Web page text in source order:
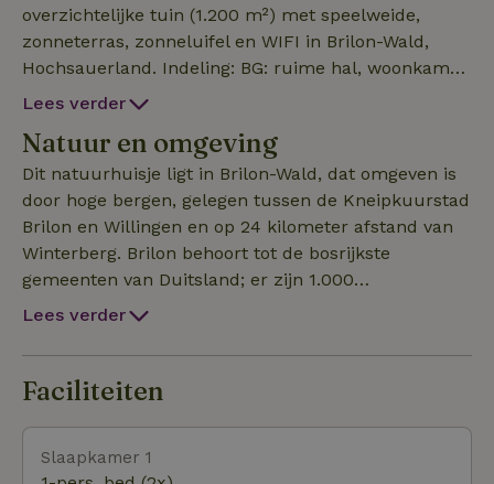
overzichtelijke tuin (1.200 m²) met speelweide,
zonneterras, zonneluifel en WIFI in Brilon-Wald,
Hochsauerland. Indeling: BG: ruime hal, woonkamer,
eetkeuken, gastentoilet en slaapkamer (2
grote flatscreen televisie en dvd-speler is uitgerust
met voldoende comfortabele fauteuils en banken.
De eetkeuken is volledig uitgerust, incl. vaatwasser.
Verdieping: ruime overloop met 3 slaapkamers (2
persoonskamer, 1 persoonskamer,
meerpersoonskamer: 2 eenpersoonsbedden in de
achterkamer en één 1 persoonsbed en kinderbed in
separate douche, wastafel met wasmeubel en toilet.
Belangrijke info voor de gast: Verhuurder zal de gast
waarborgsom: voor gezinnen € 500, voor
vriendengroepen: € 1.000, cc's paspoorten en
Lees verder
Natuur en omgeving
Dit natuurhuisje ligt in Brilon-Wald, dat omgeven is
door hoge bergen, gelegen tussen de Kneipkuurstad
Brilon en Willingen en op 24 kilometer afstand van
Winterberg. Brilon behoort tot de bosrijkste
gemeenten van Duitsland; er zijn 1.000
kilometer aan uitgezette wandelroutes, waarvan de
meer dan 150 kilometer lang en loopt van Brilon via
Brilon-Wald naar Willingen en Winterberg naar
andere mogelijkheden tot ontspanning, bijvoorbeeld
skiën in Willingen, mountainbiken, wielrennen of
Lees verder
Faciliteiten
Slaapkamer 1